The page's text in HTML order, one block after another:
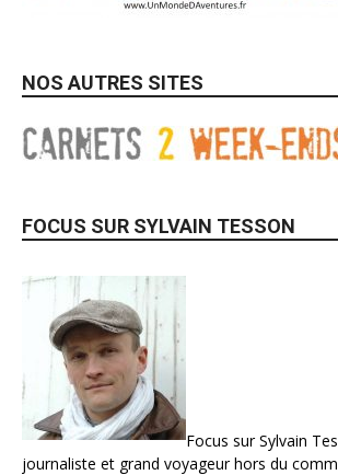
NOS AUTRES SITES
FOCUS SUR SYLVAIN TESSON
Focus sur Sylvain
journaliste et grand voyageur hors du